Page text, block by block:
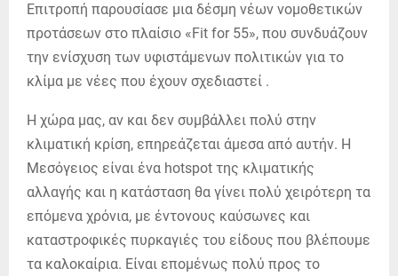
Επιτροπή παρουσίασε μια δέσμη νέων νομοθετικών
προτάσεων στο πλαίσιο «Fit for 55», που συνδυάζουν
την ενίσχυση των υφιστάμενων πολιτικών για το
κλίμα με νέες που έχουν σχεδιαστεί .
Η χώρα μας, αν και δεν συμβάλλει πολύ στην
κλιματική κρίση, επηρεάζεται άμεσα από αυτήν. Η
Μεσόγειος είναι ένα hotspot της κλιματικής
αλλαγής και η κατάσταση θα γίνει πολύ χειρότερη τα
επόμενα χρόνια, με έντονους καύσωνες και
καταστροφικές πυρκαγιές του είδους που βλέπουμε
τα καλοκαίρια. Είναι επομένως πολύ προς το